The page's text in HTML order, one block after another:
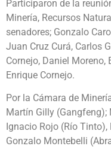
Participaron de la
Minería, Recursos
senadores; Gonzalo
Juan Cruz Curá, Carlos
Cornejo, Daniel Moreno,
Enrique Cornejo.
Por la Cámara de
Martín Gilly (Gangfeng);
Ignacio Rojo (Río
Gonzalo Montebelli